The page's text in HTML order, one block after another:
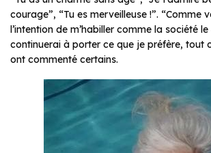
courage”, “Tu es merveilleuse !”. “Comme
l’intention de m’habiller comme la société
continuerai à porter ce que je préfère, tout
ont commenté certains.